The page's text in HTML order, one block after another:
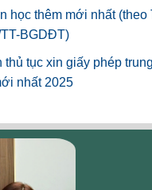
học thêm mới nhất (theo
BGDĐT)
thủ tục xin giấy phép
nhất 2025